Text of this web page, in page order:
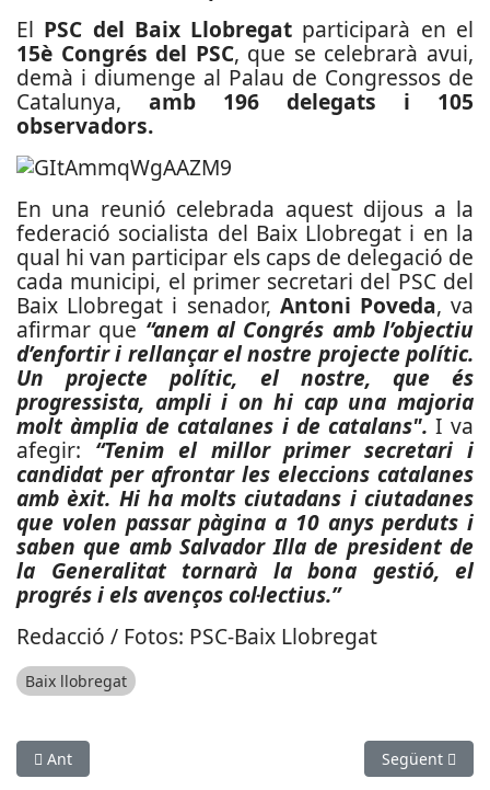
El PSC del Baix Llobregat participarà en el
15è Congrés del PSC, que se celebrarà avui,
demà i diumenge al Palau de Congressos de
Catalunya, amb 196 delegats i 105
observadors.
En una reunió celebrada aquest dijous a la
federació socialista del Baix Llobregat i en la
qual hi van participar els caps de delegació de
cada municipi, el primer secretari del PSC del
Baix Llobregat i senador, Antoni Poveda, va
afirmar que “anem al Congrés amb l’objectiu
d’enfortir i rellançar el nostre projecte polític.
Un projecte polític, el nostre, que és
progressista, ampli i on hi cap una majoria
molt àmplia de catalanes i de catalans". I va
afegir: “Tenim el millor primer secretari i
candidat per afrontar les eleccions catalanes
amb èxit. Hi ha molts ciutadans i ciutadanes
que volen passar pàgina a 10 anys perduts i
saben que amb Salvador Illa de president de
la Generalitat tornarà la bona gestió, el
progrés i els avenços col·lectius.”
Redacció / Fotos: PSC-Baix Llobregat
Baix llobregat
Article anterior: El PSC-Baix Llobregat amplia la seva
Ant Article
Següent